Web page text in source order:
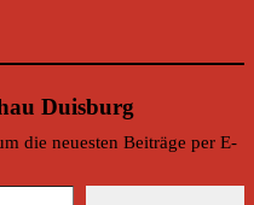
Duisburg
die neuesten Beiträge per E-